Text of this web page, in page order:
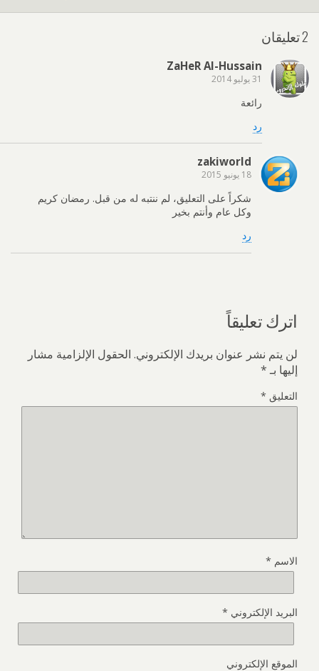
2 تعليقان
ZaHeR Al-Hussain
31 يوليو 2014
رائعة
رد
zakiworld
18 يونيو 2015
شكراً على التعليق، لم ننتبه له من قبل. رمضان كريم
وكل عام وأنتم بخير
رد
اترك تعليقاً
لن يتم نشر عنوان بريدك الإلكتروني. الحقول الإلزامية مشار
إليها بـ*
التعليق *
الاسم *
البريد الإلكتروني *
الموقع الإلكتروني